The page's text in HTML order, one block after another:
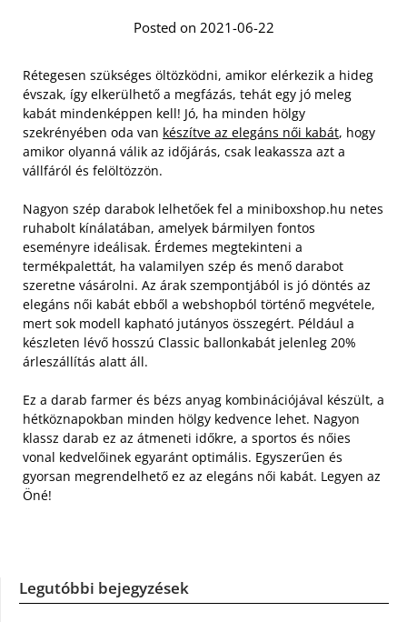
Posted on 2021-06-22
Rétegesen szükséges öltözködni, amikor elérkezik a hideg
évszak, így elkerülhető a megfázás, tehát egy jó meleg
kabát mindenképpen kell! Jó, ha minden hölgy
szekrényében oda van készítve az elegáns női kabát, hogy
amikor olyanná válik az időjárás, csak leakassza azt a
vállfáról és felöltözzön.
Nagyon szép darabok lelhetőek fel a miniboxshop.hu netes
ruhabolt kínálatában, amelyek bármilyen fontos
eseményre ideálisak. Érdemes megtekinteni a
termékpalettát, ha valamilyen szép és menő darabot
szeretne vásárolni. Az árak szempontjából is jó döntés az
elegáns női kabát ebből a webshopból történő megvétele,
mert sok modell kapható jutányos összegért. Például a
készleten lévő hosszú Classic ballonkabát jelenleg 20%
árleszállítás alatt áll.
Ez a darab farmer és bézs anyag kombinációjával készült, a
hétköznapokban minden hölgy kedvence lehet. Nagyon
klassz darab ez az átmeneti időkre, a sportos és nőies
vonal kedvelőinek egyaránt optimális. Egyszerűen és
gyorsan megrendelhető ez az elegáns női kabát. Legyen az
Öné!
Legutóbbi bejegyzések